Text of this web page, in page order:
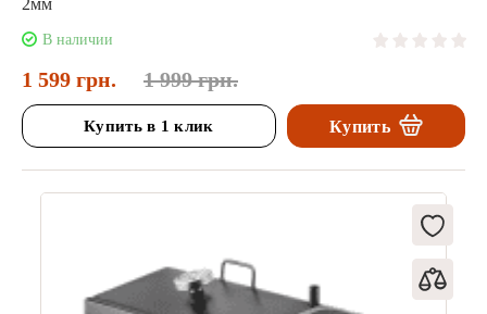
2мм
В наличии
1 599 грн. 1 999 грн.
Купить в 1 клик Купить